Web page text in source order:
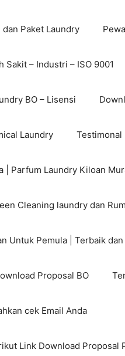
Paket Laundry
Sakit – Industri – ISO 9001
BO – Lisensi
Laundry Testimonal
| Parfum Laundry Kiloan
Cleaning laundry dan
Untuk Pemula | Terbaik
Proposal BO
cek Email Anda
Link Download Proposal